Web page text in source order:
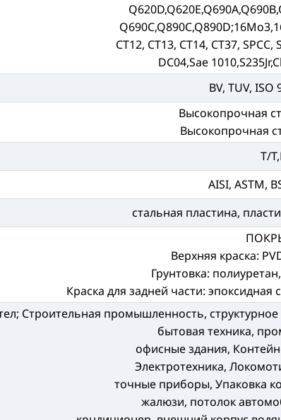
СТ12, СТ13, СТ14, СТ37, SPCC,
DC04,Sae
BV, TUV, ISO
Высокопрочная
Высокопрочная
T/
AISI, ASTM,
стальная пластина,
Верхняя краска:
Грунтовка:
Краска для задней части:
Строительная промышленность,
бытовая техника,
офисные здания,
Электротехника,
точные приборы, Упаковка
жалюзи, потолок